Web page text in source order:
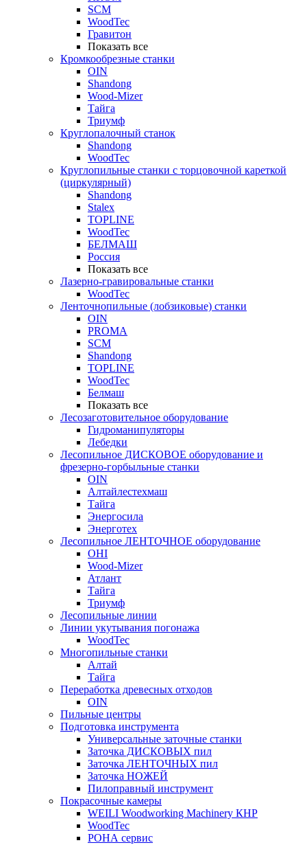
SCM
WoodTec
Гравитон
Показать все
Кромкообрезные станки
OIN
Shandong
Wood-Mizer
Тайга
Триумф
Круглопалочный станок
Shandong
WoodTec
Круглопильные станки с торцовочной кареткой
(циркулярный)
Shandong
Stalex
TOPLINE
WoodTec
БЕЛМАШ
Россия
Показать все
Лазерно-гравировальные станки
WoodTec
Ленточнопильные (лобзиковые) станки
OIN
PROMA
SCM
Shandong
TOPLINE
WoodTec
Белмаш
Показать все
Лесозаготовительное оборудование
Гидроманипуляторы
Лебедки
Лесопильное ДИСКОВОЕ оборудование и
фрезерно-горбыльные станки
OIN
Алтайлестехмаш
Тайга
Энергосила
Энерготех
Лесопильное ЛЕНТОЧНОЕ оборудование
OHI
Wood-Mizer
Атлант
Тайга
Триумф
Лесопильные линии
Линии укутывания погонажа
WoodTec
Многопильные станки
Алтай
Тайга
Переработка древесных отходов
OIN
Пильные центры
Подготовка инструмента
Универсальные заточные станки
Заточка ДИСКОВЫХ пил
Заточка ЛЕНТОЧНЫХ пил
Заточка НОЖЕЙ
Пилоправный инструмент
Покрасочные камеры
WEILI Woodworking Machinery КНР
WoodTec
РОНА сервис